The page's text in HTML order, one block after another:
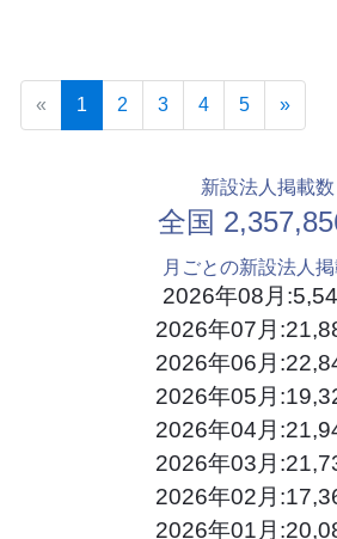
«Previous
1 (current)
2 3 4 5 »Next
新設法人掲載数
全国
月ごとの新設法人
2026年08月
2026年07月
2026年06月
2026年05月
2026年04月
2026年03月
2026年02月
2026年01月